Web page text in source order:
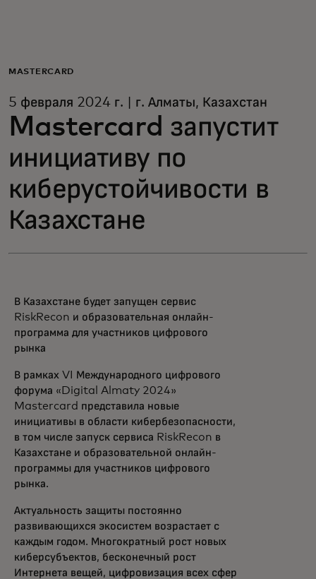
Для бизнеса
Для всего мира
Для новаторов
Новости и тренды
MASTERCARD
5 февраля 2024 г. | г. Алматы, Казахстан
Mastercard запустит
инициативу по
киберустойчивости в
Казахстане
В Казахстане будет запущен сервис
RiskRecon и образовательная онлайн-
программа для участников цифрового
рынка
В рамках VI Международного цифрового
форума «Digital Almaty 2024»
Mastercard представила новые
инициативы в области кибербезопасности,
в том числе запуск сервиса RiskRecon в
Казахстане и образовательной онлайн-
программы для участников цифрового
рынка.
Актуальность защиты постоянно
развивающихся экосистем возрастает с
каждым годом. Многократный рост новых
киберсубъектов, бесконечный рост
Интернета вещей, цифровизация всех сфер